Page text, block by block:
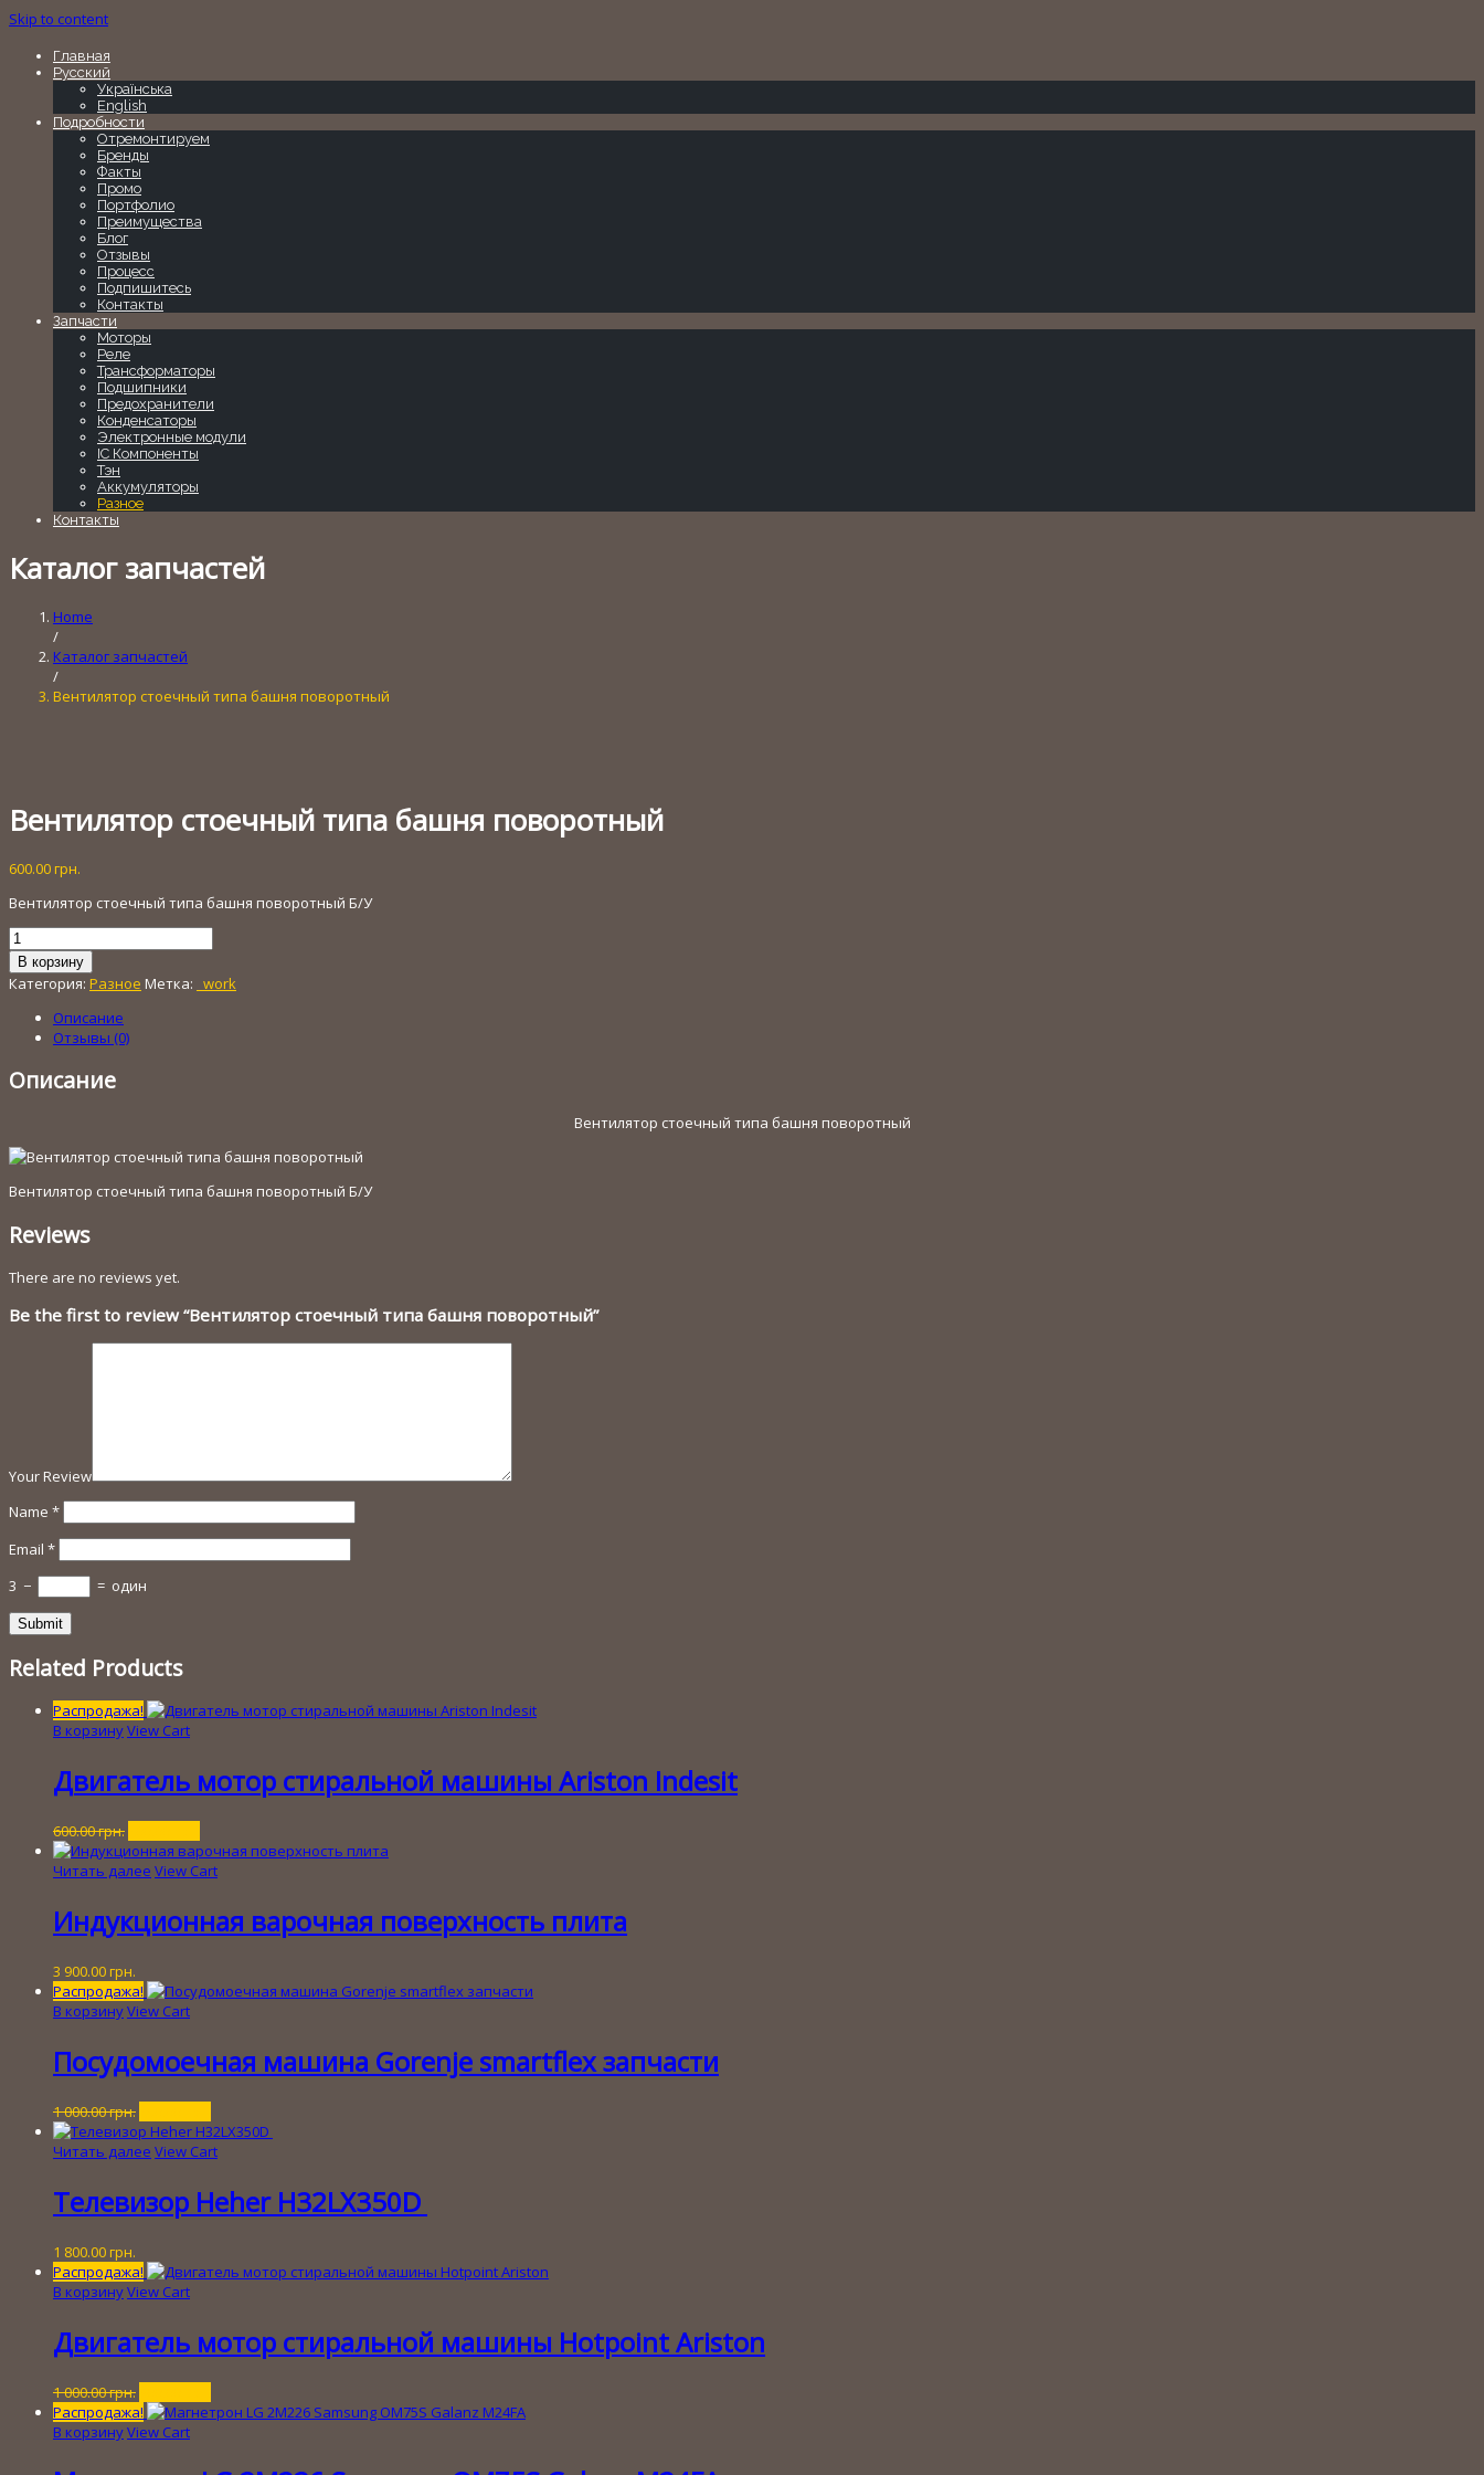
Skip to content
Главная
Русский
Українська
English
Подробности
Отремонтируем
Бренды
Факты
Промо
Портфолио
Преимущества
Блог
Отзывы
Процесс
Подпишитесь
Контакты
Запчасти
Моторы
Реле
Трансформаторы
Подшипники
Предохранители
Конденсаторы
Электронные модули
IC Компоненты
Тэн
Аккумуляторы
Разное
Контакты
Каталог запчастей
Home
/
Каталог запчастей
/
Вентилятор стоечный типа башня поворотный
Вентилятор стоечный типа башня поворотный
600.00 грн.
Вентилятор стоечный типа башня поворотный Б/У
Количество
товара
Вентилятор
стоечный
типа
башня
В корзину
Категория: Разное Метка: _work
Описание
Отзывы (0)
Описание
Вентилятор стоечный типа башня поворотный
Вентилятор стоечный типа башня поворотный Б/У
Reviews
There are no reviews yet.
Be the first to review “Вентилятор стоечный типа башня поворотный”
Your Review
Name *
Email *
3 − = один
Related Products
Распродажа!
В корзинуView Cart
Двигатель мотор стиральной машины Ariston Indesit
600.00грн.
цена
составляла
цена:
200.00 грн..
Читать далее View Cart
Индукционная варочная поверхность плита
3 900.00 грн.
Распродажа!
В корзинуView Cart
Посудомоечная машина Gorenje smartflex запчасти
1 000.00грн.
цена
составляла
000.00 грн..
цена:
250.00 грн..
Читать далее View Cart
Телевизор Heher H32LX350D
1 800.00 грн.
Распродажа!
В корзинуView Cart
Двигатель мотор стиральной машины Hotpoint Ariston
1 000.00грн.
цена
составляла
000.00 грн..
цена:
Распродажа!
В корзинуView Cart